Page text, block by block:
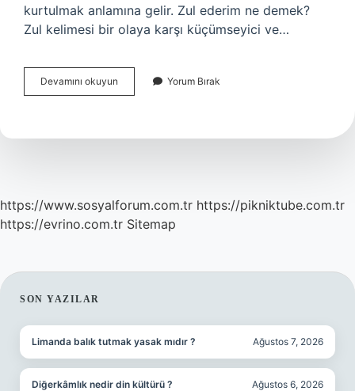
kurtulmak anlamına gelir. Zul ederim ne demek?
Zul kelimesi bir olaya karşı küçümseyici ve…
Devamını okuyun Dümdüz
Yapmak
Yorum Bırak
https://www.sosyalforum.com.tr https://pikniktube.com.tr
https://evrino.com.tr Sitemap
SIDEBAR
SON YAZILAR
Limanda balık tutmak yasak mıdır ? Ağustos 7, 2026
Diğerkâmlık nedir din kültürü ? Ağustos 6, 2026